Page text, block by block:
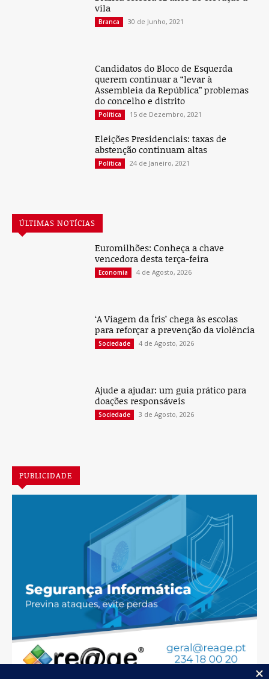
Candidatos do Bloco de Esquerda
Política 15 de Dezembro, 2021
Eleições Presidenciais: taxas de
abstenção continuam altas
Política 24 de Janeiro, 2021
vencedora desta terça-feira
‘A Viagem da Íris’ chega às escolas
Ajude a ajudar: um guia prático para
Jornal de Albergaria,2026© Todos os Direitos Reservados